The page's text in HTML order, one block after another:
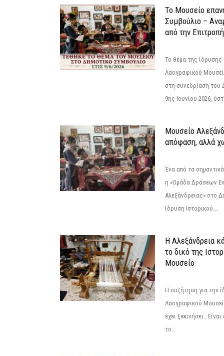
Το Μουσείο
Συμβούλιο –
από την Επιτροπή
Το θέμα της ίδρυσης
Λαογραφικού
στη συνεδρίαση του
9ης Ιουνίου 2026,
Μουσείο
απόφαση, αλλά
Ένα από τα
η «Ομάδα Δράσεων
Αλεξάνδρειας» στο
ίδρυση Ιστορικού...
Η Αλεξάνδρεια
το δικό της
Μουσείο
Η συζήτηση για την
Λαογραφικού
έχει ξεκινήσει .
το...